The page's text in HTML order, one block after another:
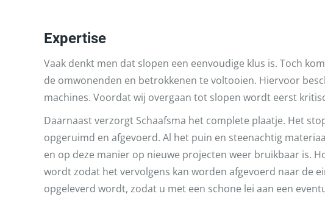
Expertise
Vaak denkt men dat slopen een eenvoudige klus is. Toch
de omwonenden en betrokkenen te voltooien. Hiervoor
machines. Voordat wij overgaan tot slopen wordt eerst
Daarnaast verzorgt Schaafsma het complete plaatje. Het
opgeruimd en afgevoerd. Al het puin en steenachtig
en op deze manier op nieuwe projecten weer bruikbaar is.
wordt zodat het vervolgens kan worden afgevoerd naar de
opgeleverd wordt, zodat u met een schone lei aan een